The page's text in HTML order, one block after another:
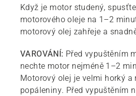
Když je motor studený,
motorového oleje na 1–2
motorový olej zahřeje a
VAROVÁNÍ: Před vypuštěním
nechte motor nejméně 1–2
Motorový olej je velmi horký a
popáleniny. Před vypuštěním